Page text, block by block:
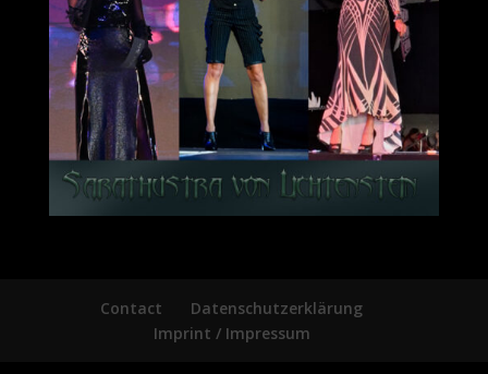
Contact
Datenschutzerklärung
Imprint / Impressum